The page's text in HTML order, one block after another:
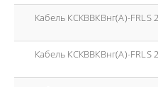
Кабель КСКВВКВнг(А)-FRLS
Кабель КСКВВКВнг(А)-FRLS